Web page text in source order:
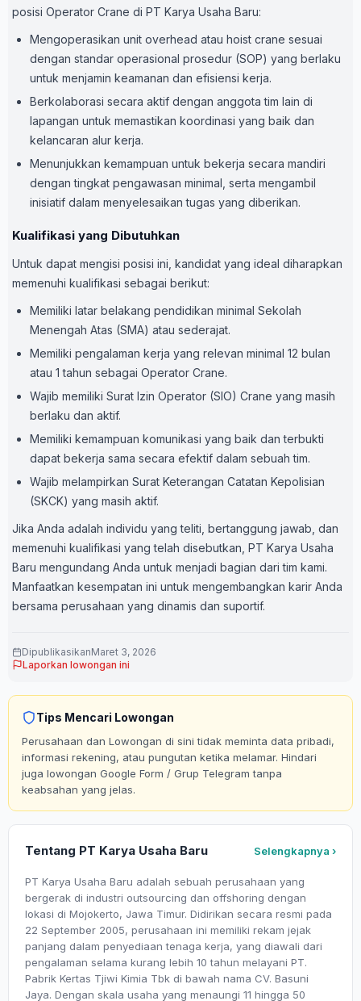
posisi Operator Crane di PT Karya Usaha Baru:
Mengoperasikan unit overhead atau hoist crane sesuai
dengan standar operasional prosedur (SOP) yang berlaku
untuk menjamin keamanan dan efisiensi kerja.
Berkolaborasi secara aktif dengan anggota tim lain di
lapangan untuk memastikan koordinasi yang baik dan
kelancaran alur kerja.
Menunjukkan kemampuan untuk bekerja secara mandiri
dengan tingkat pengawasan minimal, serta mengambil
inisiatif dalam menyelesaikan tugas yang diberikan.
Kualifikasi yang Dibutuhkan
Untuk dapat mengisi posisi ini, kandidat yang ideal diharapkan
memenuhi kualifikasi sebagai berikut:
Memiliki latar belakang pendidikan minimal Sekolah
Menengah Atas (SMA) atau sederajat.
Memiliki pengalaman kerja yang relevan minimal 12 bulan
atau 1 tahun sebagai Operator Crane.
Wajib memiliki Surat Izin Operator (SIO) Crane yang masih
berlaku dan aktif.
Memiliki kemampuan komunikasi yang baik dan terbukti
dapat bekerja sama secara efektif dalam sebuah tim.
Wajib melampirkan Surat Keterangan Catatan Kepolisian
(SKCK) yang masih aktif.
Jika Anda adalah individu yang teliti, bertanggung jawab, dan
memenuhi kualifikasi yang telah disebutkan, PT Karya Usaha
Baru mengundang Anda untuk menjadi bagian dari tim kami.
Manfaatkan kesempatan ini untuk mengembangkan karir Anda
bersama perusahaan yang dinamis dan suportif.
DipublikasikanMaret 3, 2026
Laporkan lowongan ini
Tips Mencari Lowongan
Perusahaan dan Lowongan di sini tidak meminta data pribadi,
informasi rekening, atau pungutan ketika melamar. Hindari
juga lowongan Google Form / Grup Telegram tanpa
keabsahan yang jelas.
Tentang PT Karya Usaha Baru Selengkapnya ›
PT Karya Usaha Baru adalah sebuah perusahaan yang
bergerak di industri outsourcing dan offshoring dengan
lokasi di Mojokerto, Jawa Timur. Didirikan secara resmi pada
22 September 2005, perusahaan ini memiliki rekam jejak
panjang dalam penyediaan tenaga kerja, yang diawali dari
pengalaman selama kurang lebih 10 tahun melayani PT.
Pabrik Kertas Tjiwi Kimia Tbk di bawah nama CV. Basuni
Jaya. Dengan skala usaha yang menaungi 11 hingga 50